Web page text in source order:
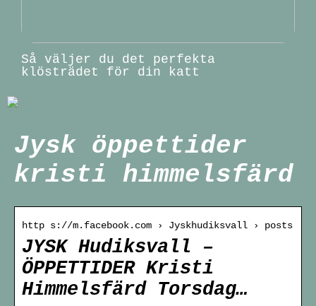
Så väljer du det perfekta
klösträdet för din katt
Jysk öppettider
kristi himmelsfärd
http s://m.facebook.com › Jyskhudiksvall › posts
JYSK Hudiksvall –
ÖPPETTIDER Kristi
Himmelsfärd Torsdag…